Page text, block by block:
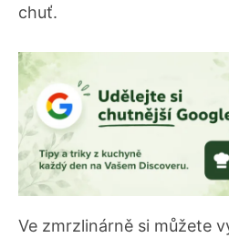
chuť.
Ve zmrzlinárně si můžete